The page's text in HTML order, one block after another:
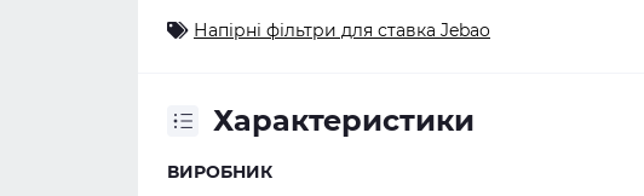
Напірні фільтри для ставка Jebao
Характеристики
ВИРОБНИК